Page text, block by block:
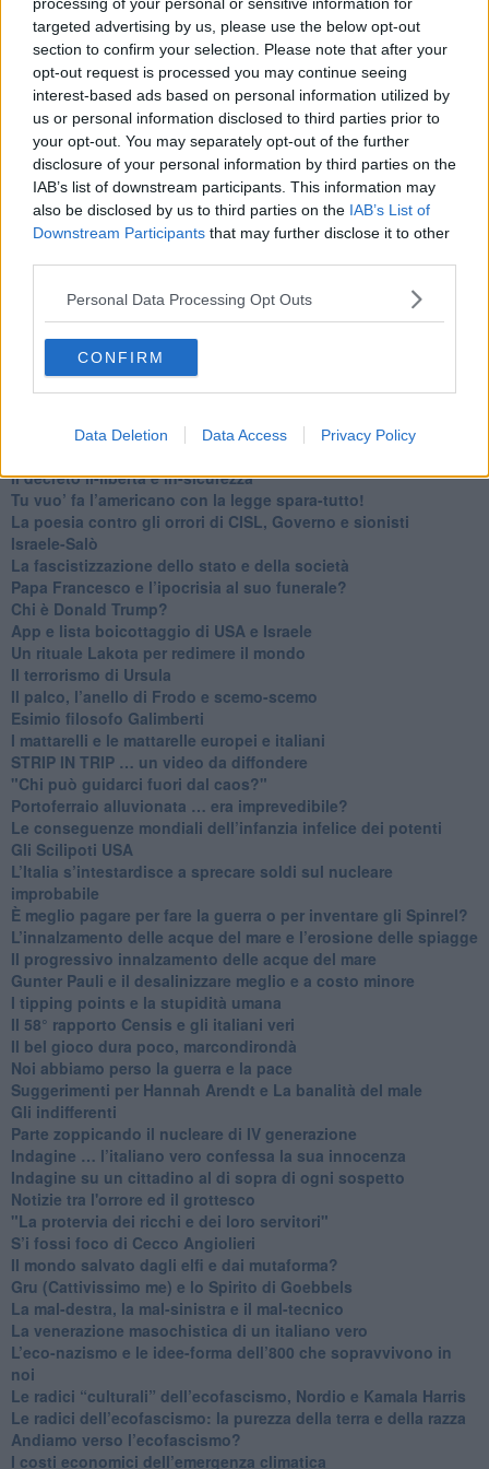
targeted advertising by us, please use the below opt-out
section to confirm your selection. Please note that after your
opt-out request is processed you may continue seeing
interest-based ads based on personal information utilized by
us or personal information disclosed to third parties prior to
your opt-out. You may separately opt-out of the further
disclosure of your personal information by third parties on the
IAB’s list of downstream participants. This information may
also be disclosed by us to third parties on the IAB’s List of
Downstream Participants that may further disclose it to other
Personal Data Processing Opt Outs
CONFIRM
Data Deletion Data Access Privacy Policy
Il Wenzi e la decadenza verso la guerra e la morte
​Il tecno-fascismo e i suoi nemici delusi
​I comici e il vittimismo paranoideo al potere
​La virtù secondo Confucio e Xi (seconda parte)
Le Pax imperiali e Tianxia (prima parte)
Un mondo condiviso a misura di bambino
​Un chiarimento, Chris Hedges e qualche domanda
Il velleitarismo di Trump, dell’UE e di Darwin
​Karen Horney e il ponte sullo Stretto
​I bulli vanno isolati
L’invertebrata von der Leyen e il Lula-risk
problema!
​Alessandro Orsini e la tetrade oscura del sionismo
​Hilsenrath e le 9 omotipie tra Nazismo, Sionismo e
Americanismo" (4^ parte)
​Il terrore di Netanyahu e la strategia della tensione
​Finale di partita?
Il decreto il-libertà e in-sicurezza
Tu vuo’ fa l’americano con la legge spara-tutto!
La poesia contro gli orrori di CISL, Governo e sionisti
Israele-Salò
​La fascistizzazione dello stato e della società
Papa Francesco e l’ipocrisia al suo funerale?
​Chi è Donald Trump?
App e lista boicottaggio di USA e Israele
​Un rituale Lakota per redimere il mondo
Il terrorismo di Ursula
​Il palco, l’anello di Frodo e scemo-scemo
Esimio filosofo Galimberti
​I mattarelli e le mattarelle europei e italiani
​STRIP IN TRIP … un video da diffondere
"Chi può guidarci fuori dal caos?"
​Portoferraio alluvionata … era imprevedibile?
Le conseguenze mondiali dell’infanzia infelice dei potenti
​Gli Scilipoti USA
L’Italia s’intestardisce a sprecare soldi sul nucleare
improbabile
È meglio pagare per fare la guerra o per inventare gli Spinrel?
​L’innalzamento delle acque del mare e l’erosione delle spiagge
​Il progressivo innalzamento delle acque del mare
​Gunter Pauli e il desalinizzare meglio e a costo minore
I tipping points e la stupidità umana
​Il 58° rapporto Censis e gli italiani veri
​Il bel gioco dura poco, marcondirondà
Noi abbiamo perso la guerra e la pace
Suggerimenti per Hannah Arendt e La banalità del male
​Gli indifferenti
Parte zoppicando il nucleare di IV generazione
​Indagine … l’italiano vero confessa la sua innocenza
Indagine su un cittadino al di sopra di ogni sospetto
Notizie tra l'orrore ed il grottesco
"La protervia dei ricchi e dei loro servitori"
S’i fossi foco di Cecco Angiolieri
​Il mondo salvato dagli elfi e dai mutaforma?
Gru (Cattivissimo me) e lo Spirito di Goebbels
​La mal-destra, la mal-sinistra e il mal-tecnico
​La venerazione masochistica di un italiano vero
​L’eco-nazismo e le idee-forma dell’800 che sopravvivono in
noi
​Le radici “culturali” dell’ecofascismo, Nordio e Kamala Harris
Le radici dell’ecofascismo: la purezza della terra e della razza
Andiamo verso l’ecofascismo?
I costi economici dell’emergenza climatica